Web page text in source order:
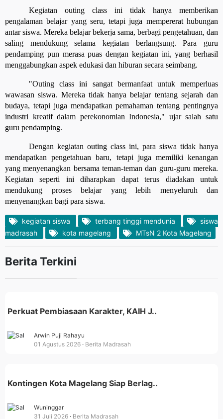
Kegiatan outing class ini tidak hanya memberikan
pengalaman belajar yang seru, tetapi juga mempererat hubungan
antar siswa. Mereka belajar bekerja sama, berbagi pengetahuan, dan
saling mendukung selama kegiatan berlangsung. Para guru
pendamping pun merasa puas dengan kegiatan ini, yang berhasil
menggabungkan aspek edukasi dan hiburan secara seimbang.
"Outing class ini sangat bermanfaat untuk memperluas
wawasan siswa. Mereka tidak hanya belajar tentang sejarah dan
budaya, tetapi juga mendapatkan pemahaman tentang pentingnya
industri kreatif dalam perekonomian Indonesia," ujar salah satu
guru pendamping.
Dengan kegiatan outing class ini, para siswa tidak hanya
mendapatkan pengetahuan baru, tetapi juga memiliki kenangan
yang menyenangkan bersama teman-teman dan guru-guru mereka.
Kegiatan seperti ini diharapkan dapat terus diadakan untuk
mendukung proses belajar yang lebih menyeluruh dan
menyenangkan bagi para siswa.
kegiatan siswa terbang tinggi mendunia
siswa
madrasah
kota magelang MTsN 2 Kota Magelang
Berita Terkini
Perkuat Pembiasaan Karakter, KAIH J..
Arwin Puji Rahayu
01 Agustus 2026
Berita Madrasah
Kontingen Kota Magelang Siap Berlag..
Wuninggar
31 Juli 2026
Berita Madrasah